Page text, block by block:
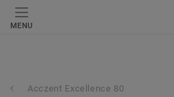
MENU
Acczent Excellence 80